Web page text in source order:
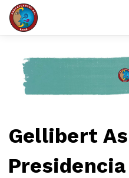
Gellibert